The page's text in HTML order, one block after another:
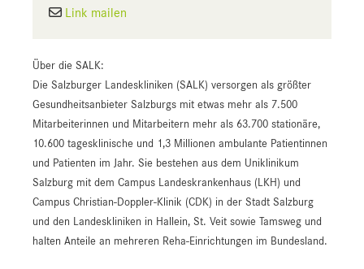
Link mailen
Über die SALK:
Die Salzburger Landeskliniken (SALK) versorgen als größter
Gesundheitsanbieter Salzburgs mit etwas mehr als 7.500
Mitarbeiterinnen und Mitarbeitern mehr als 63.700 stationäre,
10.600 tagesklinische und 1,3 Millionen ambulante Patientinnen
und Patienten im Jahr. Sie bestehen aus dem Uniklinikum
Salzburg mit dem Campus Landeskrankenhaus (LKH) und
Campus Christian-Doppler-Klinik (CDK) in der Stadt Salzburg
und den Landeskliniken in Hallein, St. Veit sowie Tamsweg und
halten Anteile an mehreren Reha-Einrichtungen im Bundesland.